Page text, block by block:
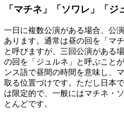
「マチネ」「ソワレ」「
一日に複数公演がある場合、公
あります。通常は昼の回を「マ
と呼びますが、三回公演がある
の回を「ジュルネ」と呼ぶこと
ンス語で昼間の時間を意味し、
取る位置づけです。ただし日本
は限定的で、一般にはマチネ・
とんどです。